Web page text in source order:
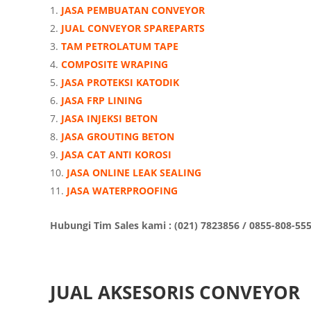
JASA PEMBUATAN CONVEYOR
JUAL CONVEYOR SPAREPARTS
TAM PETROLATUM TAPE
COMPOSITE WRAPING
JASA PROTEKSI KATODIK
JASA FRP LINING
JASA INJEKSI BETON
JASA GROUTING BETON
JASA CAT ANTI KOROSI
JASA ONLINE LEAK SEALING
JASA WATERPROOFING
Hubungi Tim Sales kami : (021) 7823856 / 0855-808-
JUAL AKSESORIS CONVEYOR